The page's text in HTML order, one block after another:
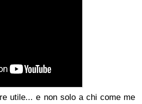
utile... e non solo a chi come me